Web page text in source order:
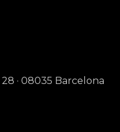
· 08035 Barcelona